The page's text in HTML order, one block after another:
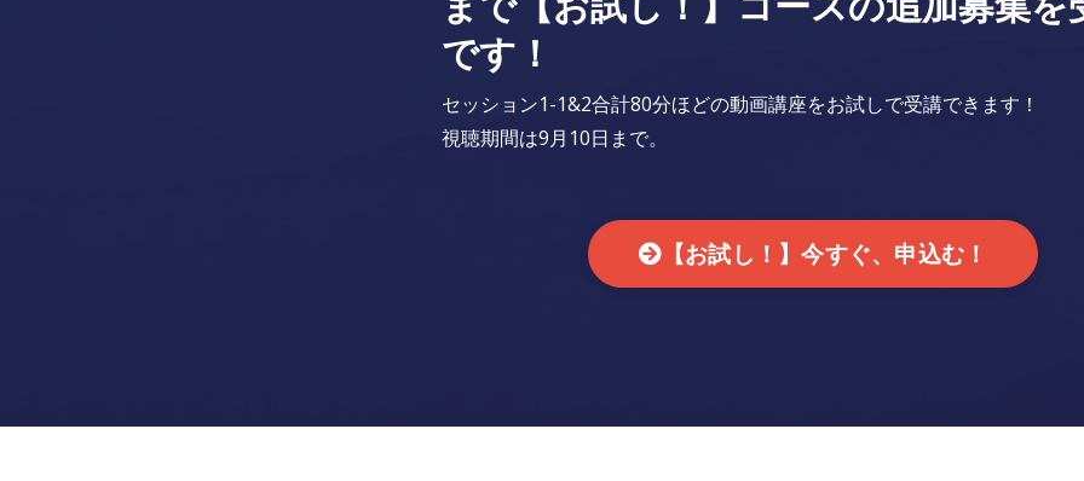
です！
セッション1-1&2合計80分ほどの動画講座をお試しで受講できます！
視聴期間は9月10日まで。
【お試し！】今すぐ、申込む！